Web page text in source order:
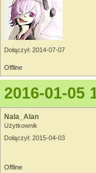
Dołączył: 2014-07-07
Offline
2016-01-05
Nala_Alan
Użytkownik
Dołączył: 2015-04-03
Offline